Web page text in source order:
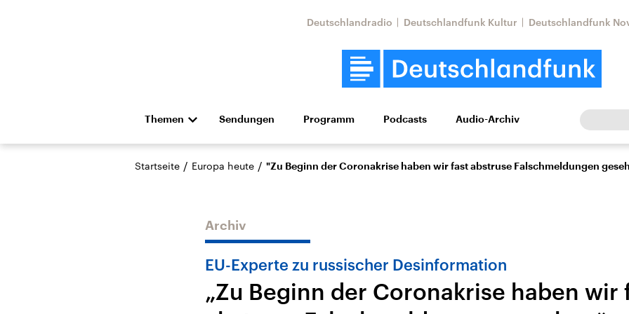
Deutschlandradio Deutschlandfunk Kultur Deutschlandfunk
Themen
Die Nachrichten Politik Wirtschaft Wissen Kultur Europa
Hörspiel und Feature Musik
Landtagswahl Sachsen-
Anhalt 2026
USA
Aktuelle Beiträge,
Nahostkonflikt
Iran
Sendungen Programm Podcasts Audio-Archiv
Startseite / Europa heute / "Zu Beginn der Coronakrise haben wir fast abstruse Falschmeldungen
Archiv
EU-Experte zu russischer Desinformation
„Zu Beginn der Coronakrise haben wir